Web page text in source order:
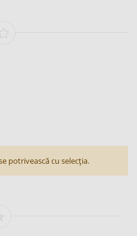
potrivească cu selecția.